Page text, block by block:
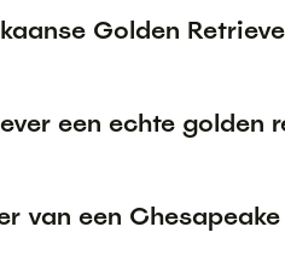
Golden
een echte golden
van een